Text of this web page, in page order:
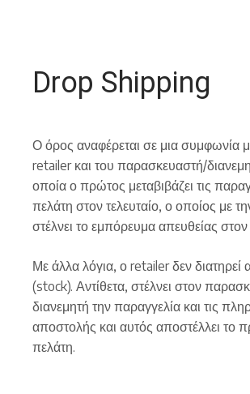
Drop Shipping
Ο όρος αναφέρεται σε μια συμφωνία
retailer και του παρασκευαστή/
οποία ο πρώτος μεταβιβάζει τις
πελάτη στον τελευταίο, ο οποίος με
στέλνει το εμπόρευμα απευθείας
Με άλλα λόγια, ο retailer δεν διατηρεί
(stock). Αντίθετα, στέλνει στον
διανεμητή την παραγγελία και τις
αποστολής και αυτός αποστέλλει το
πελάτη.